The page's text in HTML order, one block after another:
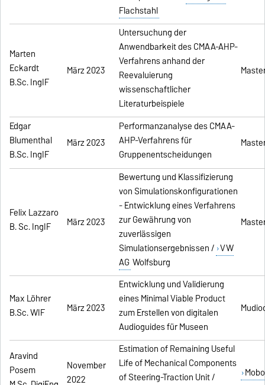
Flachstahl
Marten
Eckardt
B.Sc. IngIF
März 2023
Untersuchung der
Anwendbarkeit des CMAA-AHP-
Verfahrens anhand der
Reevaluierung
wissenschaftlicher
Literaturbeispiele
Edgar
Blumenthal
B.Sc. IngIF
März 2023
Performanzanalyse des CMAA-
AHP-Verfahrens für
Gruppenentscheidungen
Felix Lazzaro
B. Sc. IngIF
März 2023
Bewertung und Klassifizierung
von Simulationskonfigurationen
- Entwicklung eines Verfahrens
zur Gewährung von
zuverlässigen
Simulationsergebnissen / VW
AG Wolfsburg
Max Löhrer
B.Sc. WIF
März 2023
Entwicklung und Validierung
eines Minimal Viable Product
zum Erstellen von digitalen
Audioguides für Museen
Aravind
Posem
November
2022
Estimation of Remaining Useful
Life of Mechanical Components
of Steering-Traction Unit /